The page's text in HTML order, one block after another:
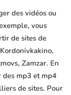
des vidéos ou
vous
de sites de
Zamzar. En
des mp3 et mp4
de sites. Pour